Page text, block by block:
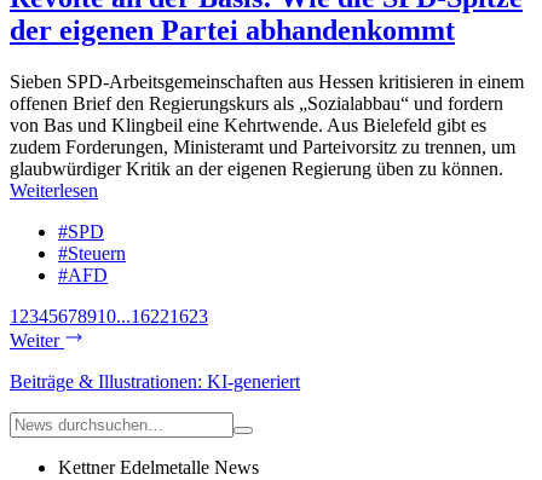
der eigenen Partei abhandenkommt
Sieben SPD-Arbeitsgemeinschaften aus Hessen kritisieren in einem
offenen Brief den Regierungskurs als „Sozialabbau“ und fordern
von Bas und Klingbeil eine Kehrtwende. Aus Bielefeld gibt es
zudem Forderungen, Ministeramt und Parteivorsitz zu trennen, um
glaubwürdiger Kritik an der eigenen Regierung üben zu können.
Weiterlesen
#SPD
#Steuern
#AFD
1 2345678910...16221623
Weiter
Beiträge & Illustrationen: KI-generiert
Kettner Edelmetalle News